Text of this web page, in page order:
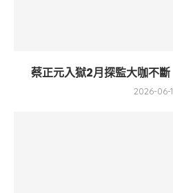
蔡正元入獄2月探監大咖不
2026-06-